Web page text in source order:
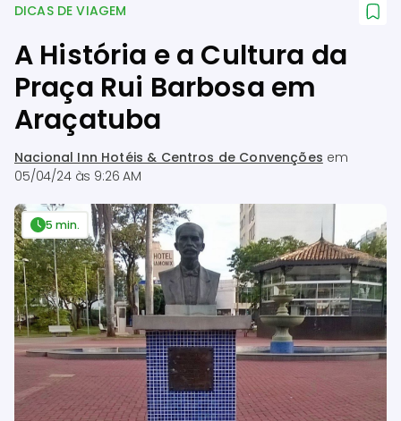
DICAS DE VIAGEM
A História e a Cultura da
Praça Rui Barbosa em
Araçatuba
Nacional Inn Hotéis & Centros de Convenções em
05/04/24 às 9:26 AM
5 min.